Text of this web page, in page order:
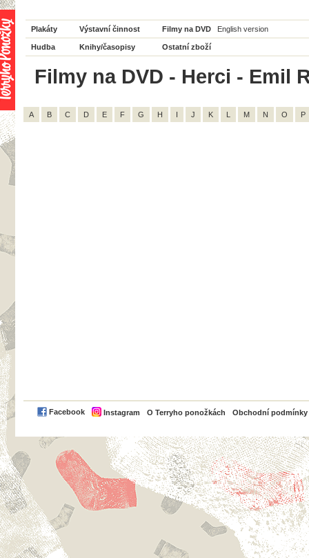
Plakáty Výstavní činnost Filmy na DVD English version
Hudba Knihy/časopisy Ostatní zboží
Filmy na DVD - Herci - Emil
A B C D E F G H I J K L M N O P
Facebook Instagram O Terryho ponožkách Obchodní podmínky
PayPal